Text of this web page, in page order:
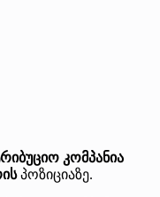
კომპანია
პოზიციაზე.